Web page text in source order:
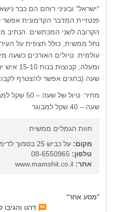
"ישראל" ובעיני רוחם הם כבר
פנטזיית המדבר הקדמונית
הקרובה לשני המכתשים. הנתיב
נחל ממשית, כולל תצפית על
עולמית. טיולים האורכים כשעה
ומעלה;
שעה (בחגים אפשר להצטרף
שעה – 40 שקל למבוגר
חוות הגמלים ממשית
מקום: על כביש 25 בסמוך לדימונה, ישראל
טלפון:
אתר:
"מסע אחר"
דרגו